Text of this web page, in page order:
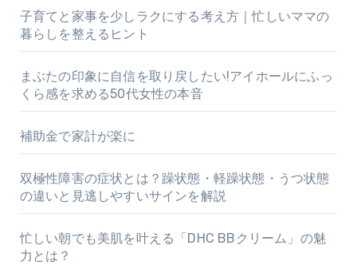
子育てと家事を少しラクにする考え方｜忙しいママの
暮らしを整えるヒント
まぶたの印象に自信を取り戻したい!アイホールにふっ
くら感を求める50代女性の本音
補助金で家計が楽に
双極性障害の症状とは？躁状態・軽躁状態・うつ状態
の違いと見逃しやすいサインを解説
忙しい朝でも美肌を叶える「DHC BBクリーム」の魅
力とは？